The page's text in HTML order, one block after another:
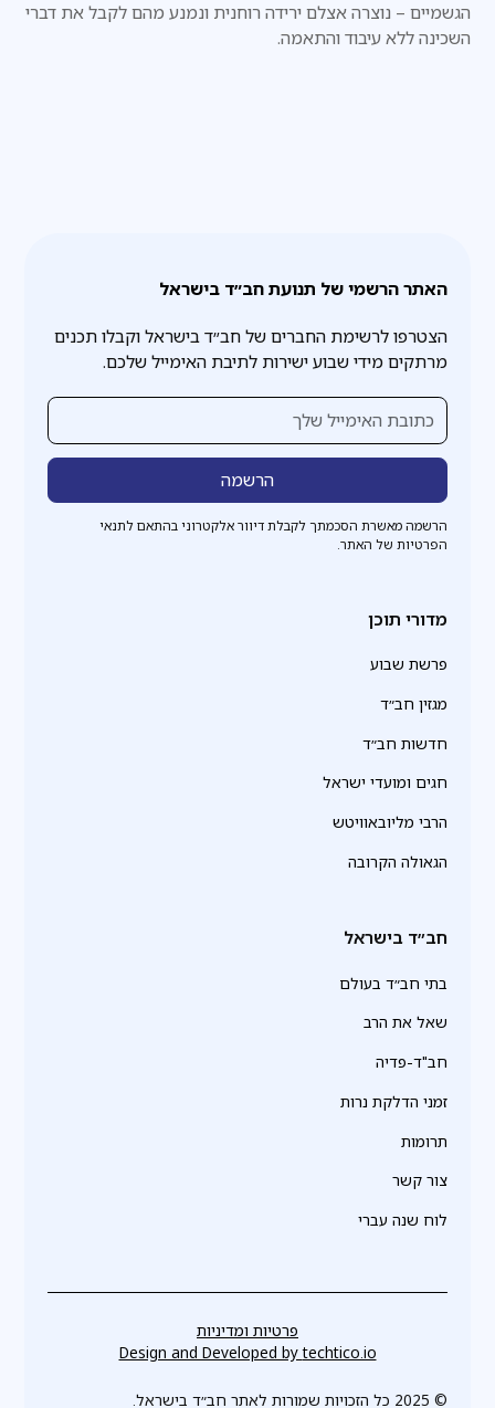
הגשמיים – נוצרה אצלם ירידה רוחנית ונמנע מהם לקבל את דברי
השכינה ללא עיבוד והתאמה.
האתר הרשמי של תנועת חב״ד בישראל
הצטרפו לרשימת החברים של חב״ד בישראל וקבלו תכנים
מרתקים מידי שבוע ישירות לתיבת האימייל שלכם.
הרשמה מאשרת הסכמתך לקבלת דיוור אלקטרוני בהתאם לתנאי
הפרטיות של האתר.
מדורי תוכן
פרשת שבוע
מגזין חב״ד
חדשות חב״ד
חגים ומועדי ישראל
הרבי מליובאוויטש
הגאולה הקרובה
חב״ד בישראל
בתי חב״ד בעולם
שאל את הרב
חב"ד-פדיה
זמני הדלקת נרות
תרומות
צור קשר
לוח שנה עברי
© 2025 כל הזכויות שמורות לאתר חב״ד בישראל.
פרטיות ומדיניות
Design and Developed bytechtico.io